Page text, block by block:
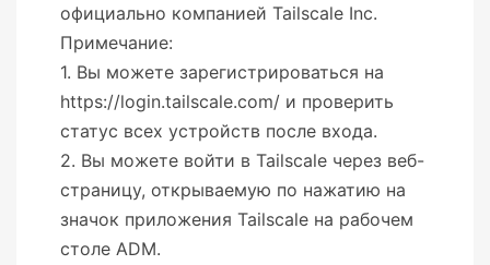
официально компанией Tailscale Inc.
Примечание:
1. Вы можете зарегистрироваться на
https://login.tailscale.com/ и проверить
статус всех устройств после входа.
2. Вы можете войти в Tailscale через веб-
страницу, открываемую по нажатию на
значок приложения Tailscale на рабочем
столе ADM.